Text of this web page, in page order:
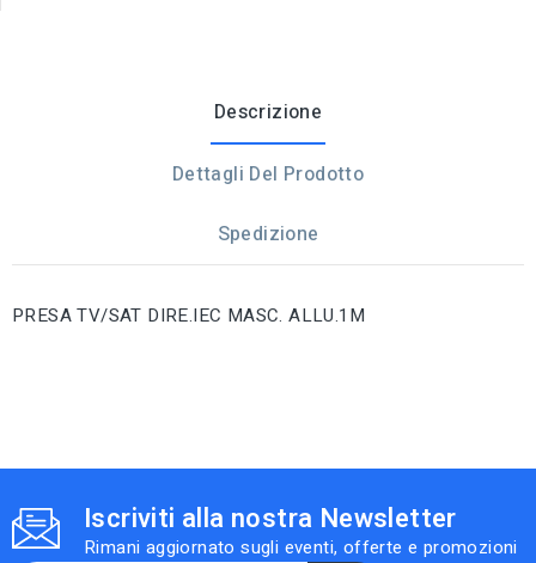
Descrizione
Dettagli Del Prodotto
Spedizione
PRESA TV/SAT DIRE.IEC MASC. ALLU.1M
Iscriviti alla nostra Newsletter
Rimani aggiornato sugli eventi, offerte e promozioni